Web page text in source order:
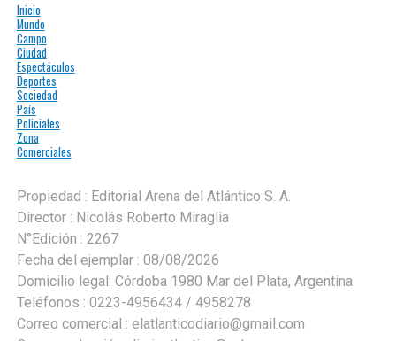
Inicio
Mundo
Campo
Ciudad
Espectáculos
Deportes
Sociedad
País
Policiales
Zona
Comerciales
Propiedad : Editorial Arena del Atlántico S. A.
Director : Nicolás Roberto Miraglia
N°Edición : 2267
Fecha del ejemplar : 08/08/2026
Domicilio legal: Córdoba 1980 Mar del Plata, Argentina
Teléfonos : 0223-4956434 / 4958278
Correo comercial : elatlanticodiario@gmail.com